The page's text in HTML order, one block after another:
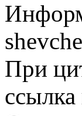
При
ссылка